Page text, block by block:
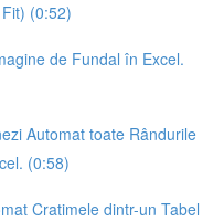
(0:52)
de Fundal în Excel.
Automat toate Rândurile
(0:58)
Cratimele dintr-un Tabel